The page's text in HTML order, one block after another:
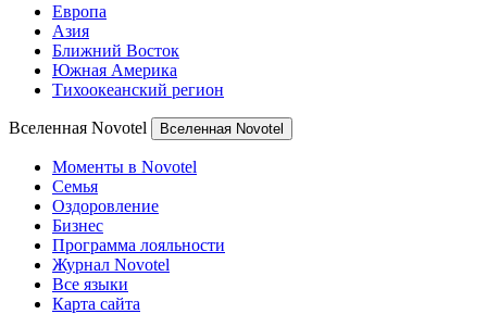
Европа
Азия
Ближний Восток
Южная Америка
Тихоокеанский регион
Вселенная Novotel Вселенная Novotel
Моменты в Novotel
Семья
Оздоровление
Бизнес
Программа лояльности
Журнал Novotel
Все языки
Карта сайта